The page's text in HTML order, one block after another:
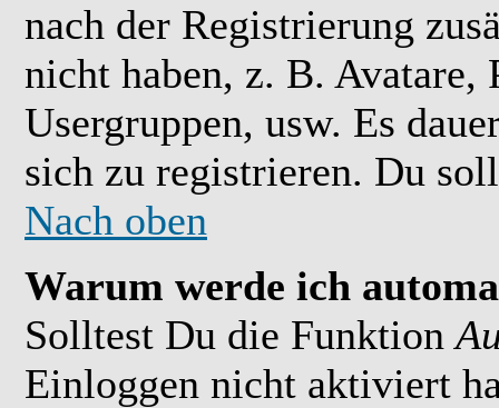
nach der Registrierung
nicht haben, z. B.
Usergruppen, usw. Es
sich zu registrieren. Du
Nach oben
Warum werde ich
Solltest Du die Funktion
Einloggen nicht aktiviert